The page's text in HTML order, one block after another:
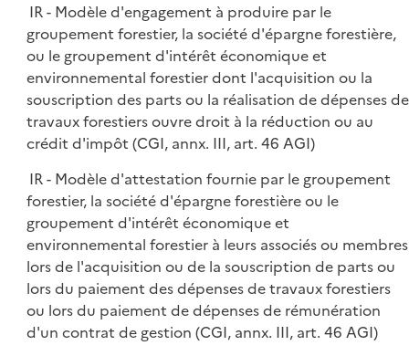
IR - Modèle d'engagement à produire par le
groupement forestier, la société d'épargne forestière,
ou le groupement d'intérêt économique et
environnemental forestier dont l'acquisition ou la
souscription des parts ou la réalisation de dépenses de
travaux forestiers ouvre droit à la réduction ou au
crédit d'impôt (CGI, annx. III, art. 46 AGI)
IR - Modèle d'attestation fournie par le groupement
forestier, la société d'épargne forestière ou le
groupement d'intérêt économique et
environnemental forestier à leurs associés ou membres
lors de l'acquisition ou de la souscription de parts ou
lors du paiement des dépenses de travaux forestiers
ou lors du paiement de dépenses de rémunération
d'un contrat de gestion (CGI, annx. III, art. 46 AGI)